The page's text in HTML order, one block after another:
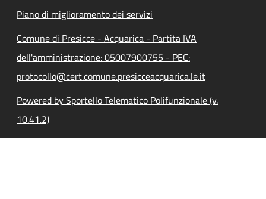
Piano di miglioramento dei servizi
Comune di Presicce - Acquarica - Partita IVA
dell'amministrazione: 05007900755 - PEC:
protocollo@cert.comune.presicceacquarica.le.it
Powered by Sportello Telematico Polifunzionale (v.
10.41.2)